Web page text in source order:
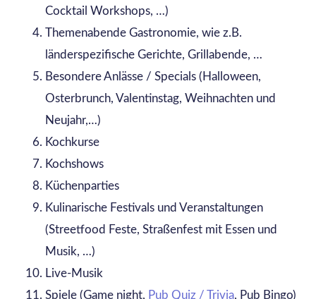
Cocktail Workshops, …)
Themenabende Gastronomie, wie z.B.
länderspezifische Gerichte, Grillabende, …
Besondere Anlässe / Specials (Halloween,
Osterbrunch, Valentinstag, Weihnachten und
Neujahr,…)
Kochkurse
Kochshows
Küchenparties
Kulinarische Festivals und Veranstaltungen
(Streetfood Feste, Straßenfest mit Essen und
Musik, …)
Live-Musik
Spiele (Game night, Pub Quiz / Trivia, Pub Bingo)